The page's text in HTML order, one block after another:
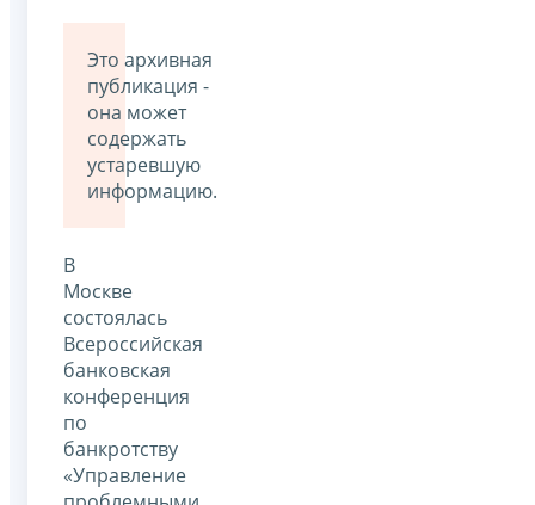
Это архивная
публикация -
она может
содержать
устаревшую
информацию.
В
Москве
состоялась
Всероссийская
банковская
конференция
по
банкротству
«Управление